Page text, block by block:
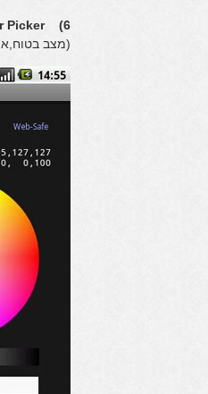
6) Magic Color Picker
(מצב